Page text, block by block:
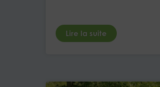
Lire la suite